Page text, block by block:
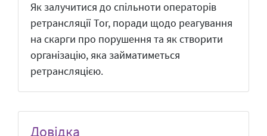
Як залучитися до спільноти операторів
ретрансляції Tor, поради щодо реагування
на скарги про порушення та як створити
організацію, яка займатиметься
ретрансляцією.
Довідка